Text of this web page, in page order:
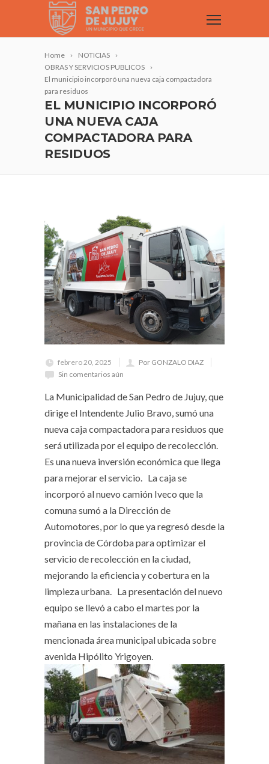
Home
NOTICIAS
OBRAS Y SERVICIOS PUBLICOS
El municipio incorporó una nueva caja compactadora
para residuos
EL MUNICIPIO INCORPORÓ
UNA NUEVA CAJA
COMPACTADORA PARA
RESIDUOS
febrero 20, 2025
Por GONZALO DIAZ
Sin comentarios aún
La Municipalidad de San Pedro de Jujuy, que
dirige el Intendente Julio Bravo, sumó una
nueva caja compactadora para residuos que
será utilizada por el equipo de recolección.
Es una nueva inversión económica que llega
para mejorar el servicio. La caja se
incorporó al nuevo camión Iveco que la
comuna sumó a la Dirección de
Automotores, por lo que ya regresó desde la
provincia de Córdoba para optimizar el
servicio de recolección en la ciudad,
mejorando la eficiencia y cobertura en la
limpieza urbana. La presentación del nuevo
equipo se llevó a cabo el martes por la
mañana en las instalaciones de la
mencionada área municipal ubicada sobre
avenida Hipólito Yrigoyen.